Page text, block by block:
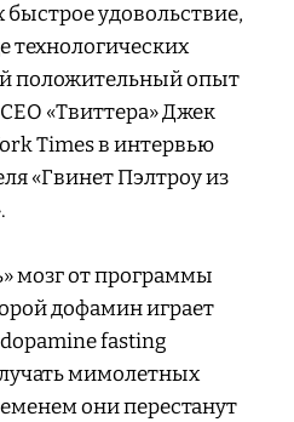
удовольствие,
технологических
положительный опыт
«Твиттера» Джек
Times в интервью
«Гвинет Пэлтроу из
мозг от программы
дофамин играет
fasting
мимолетных
они перестанут